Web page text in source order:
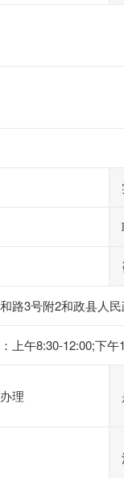
路3号附2和政县人
上午8:30-12:00;下
理